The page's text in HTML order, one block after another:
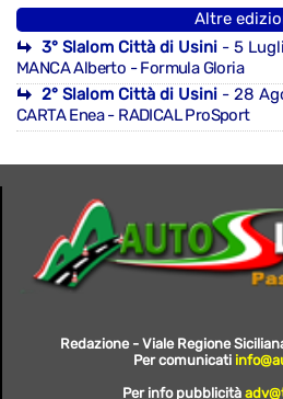
Altre
3° Slalom Città di Usini - 5
MANCA Alberto - Formula Gloria
2° Slalom Città di Usini - 28
CARTA Enea - RADICAL ProSport
Redazione - Viale Regione
Per comunicati
Per info pubblicità